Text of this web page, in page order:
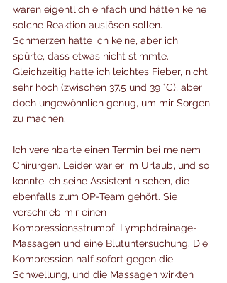
waren eigentlich einfach und hätten keine
solche Reaktion auslösen sollen.
Schmerzen hatte ich keine, aber ich
spürte, dass etwas nicht stimmte.
Gleichzeitig hatte ich leichtes Fieber, nicht
sehr hoch (zwischen 37,5 und 39 °C), aber
doch ungewöhnlich genug, um mir Sorgen
zu machen.
Ich vereinbarte einen Termin bei meinem
Chirurgen. Leider war er im Urlaub, und so
konnte ich seine Assistentin sehen, die
ebenfalls zum OP-Team gehört. Sie
verschrieb mir einen
Kompressionsstrumpf, Lymphdrainage-
Massagen und eine Blutuntersuchung. Die
Kompression half sofort gegen die
Schwellung, und die Massagen wirkten